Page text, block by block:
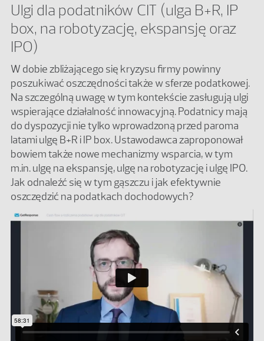
Ulgi dla podatników CIT (ulga B+R, IP
box, na robotyzację, ekspansję oraz
IPO)
W dobie zbliżającego się kryzysu firmy powinny
poszukiwać oszczędności także w sferze podatkowej.
Na szczególną uwagę w tym kontekście zasługują ulgi
wspierające działalność innowacyjną. Podatnicy mają
do dyspozycji nie tylko wprowadzoną przed paroma
latami ulgę B+R i IP box. Ustawodawca zaproponował
bowiem także nowe mechanizmy wsparcia, w tym
m.in. ulgę na ekspansję, ulgę na robotyzację i ulgę IPO.
Jak odnaleźć się w tym gąszczu i jak efektywnie
oszczędzić na podatkach dochodowych?